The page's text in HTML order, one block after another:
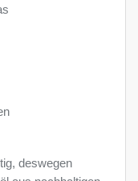
deswegen